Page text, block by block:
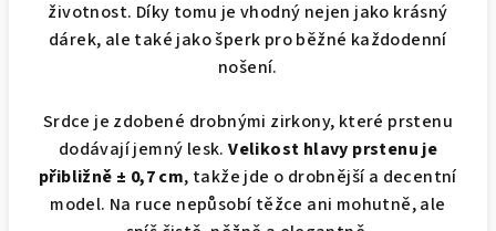
životnost. Díky tomu je vhodný nejen jako krásný
dárek, ale také jako šperk pro běžné každodenní
nošení.
Srdce je zdobené drobnými zirkony, které prstenu
dodávají jemný lesk.Velikost hlavy prstenu je
přibližně ± 0,7 cm, takže jde o drobnější a decentní
model. Na ruce nepůsobí těžce ani mohutně, ale